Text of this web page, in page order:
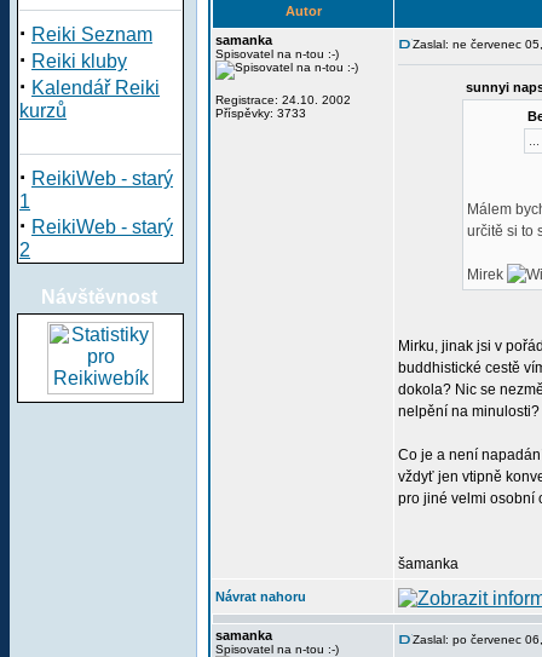
· Reiki Seznam
· Reiki kluby
· Kalendář Reiki
kurzů
· ReikiWeb - starý
1
· ReikiWeb - starý
2
Návštěvnost
Autor
samanka
Spisovatel na n-tou :-)
Registrace: 24.10. 2002
Příspěvky: 3733
Zaslal: ne červenec
sunnyi
Málem
určitě si to
Mirek
Mirku, jinak jsi v
buddhistické cestě
dokola? Nic se
nelpění na minulosti?
Co je a není
vždyť jen vtipně
pro jiné velmi osobní
šamanka
Návrat nahoru
samanka
Spisovatel na n-tou :-)
Zaslal: po červenec